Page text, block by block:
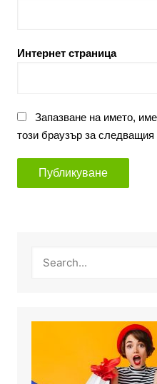
Интернет страница
Запазване на името,
този браузър за следващия